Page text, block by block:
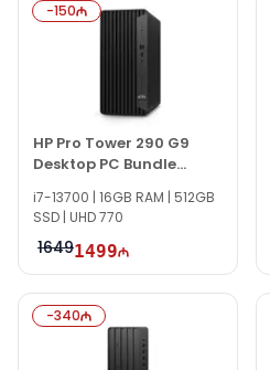
-150
HP Pro Tower 290 G9
Desktop PC Bundle
883Y9EA
i7-13700 | 16GB RAM | 512GB
SSD | UHD 770
16491499
-340